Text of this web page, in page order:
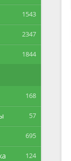
1543
2347
1844
168
57
695
124